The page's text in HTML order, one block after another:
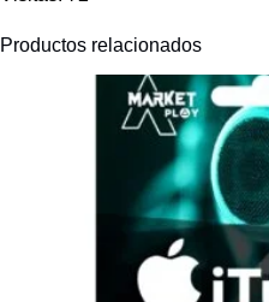
Productos relacionados